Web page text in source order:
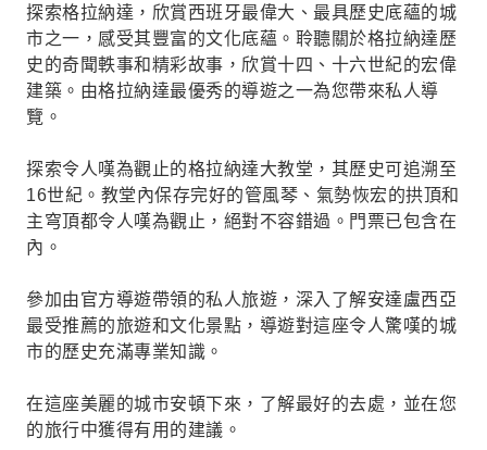
探索格拉納達，欣賞西班牙最偉大、最具歷史底蘊的城
市之一，感受其豐富的文化底蘊。聆聽關於格拉納達歷
史的奇聞軼事和精彩故事，欣賞十四、十六世紀的宏偉
建築。由格拉納達最優秀的導遊之一為您帶來私人導
覽。
探索令人嘆為觀止的格拉納達大教堂，其歷史可追溯至
16世紀。教堂內保存完好的管風琴、氣勢恢宏的拱頂和
主穹頂都​​令人嘆為觀止，絕對不容錯過。門票已包含在
內。
參加由官方導遊帶領的私人旅遊，深入了解安達盧西亞
最受推薦的旅遊和文化景點，導遊對這座令人驚嘆的城
市的歷史充滿專業知識。
在這座美麗的城市安頓下來，了解最好的去處，並在您
的旅行中獲得有用的建議。